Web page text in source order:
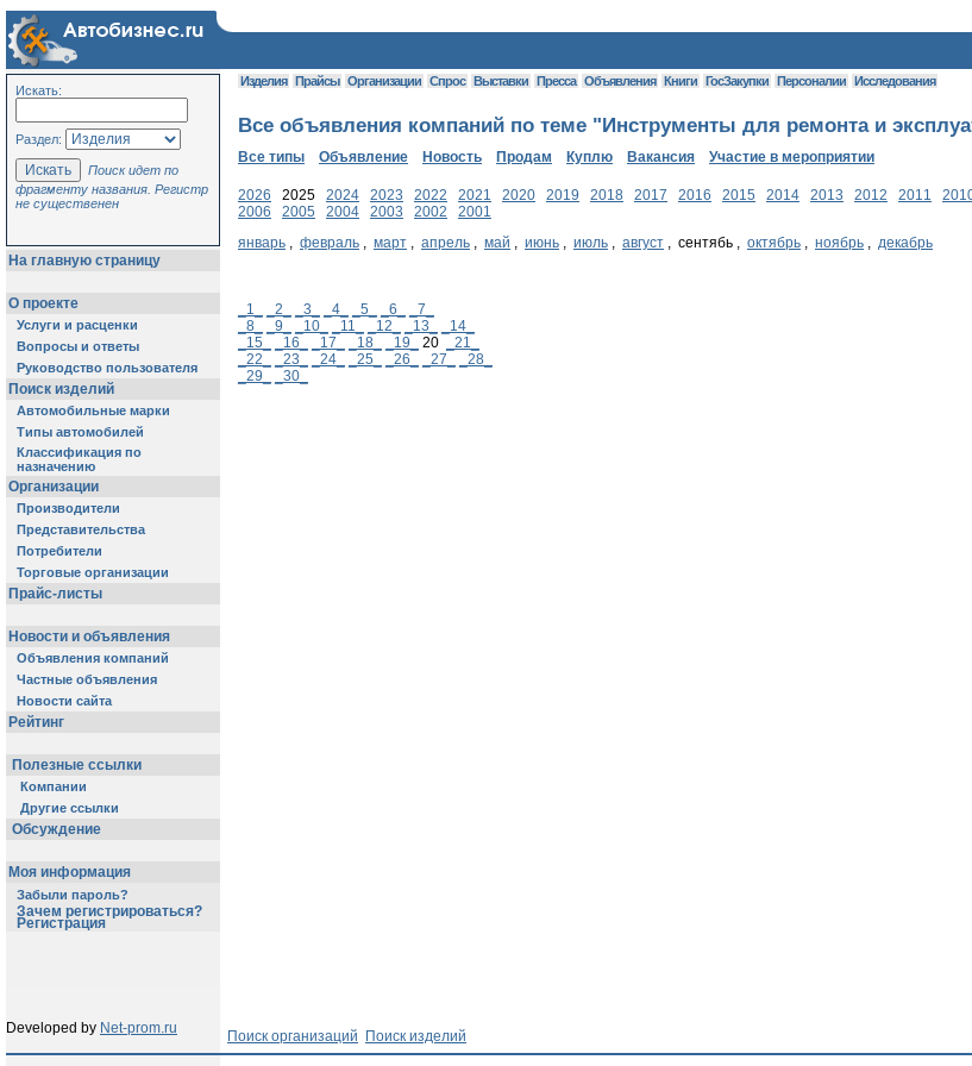
Искать:
Раздел:
Поиск идет по
фрагменту названия. Регистр
не существенен
На главную страницу
О проекте
Услуги и расценки
Вопросы и ответы
Руководство пользователя
Поиск изделий
Автомобильные марки
Типы автомобилей
Классификация по
назначению
Организации
Производители
Представительства
Потребители
Торговые организации
Прайс-листы
Новости и объявления
Объявления компаний
Частные объявления
Новости сайта
Рейтинг
Полезные ссылки
Компании
Другие ссылки
Обсуждение
Моя информация
Забыли пароль?
Зачем регистрироваться?
Регистрация
Изделия Прайсы Организации Спрос Выставки Пресса Объявления Книги ГосЗакупки Персоналии Исследования
Все объявления компаний по теме "Инструменты для ремонта и
Все типы Объявление Новость Продам Куплю Вакансия Участие в мероприятии
2026 2025 2024 2023 2022 2021 2020 2019 2018 2017 2016 2015 2014 2013 2012 2011
2006
2005 2004 2003 2002
2001
январь , февраль , март , апрель , май , июнь , июль , август , сентябь , октябрь , ноябрь , декабрь
_1_ _2_ _3_ _4_ _5_ _6_
_7_
_8_
_9_ _10_ _11_ _12_ _13_
_14_
_15_
_16_ _17_ _18_ _19_ 20
_21_
_22_
_23_ _24_ _25_ _26_ _27_
_28_
_29_
_30_
Developed by Net-prom.ru Поиск организаций Поиск изделий